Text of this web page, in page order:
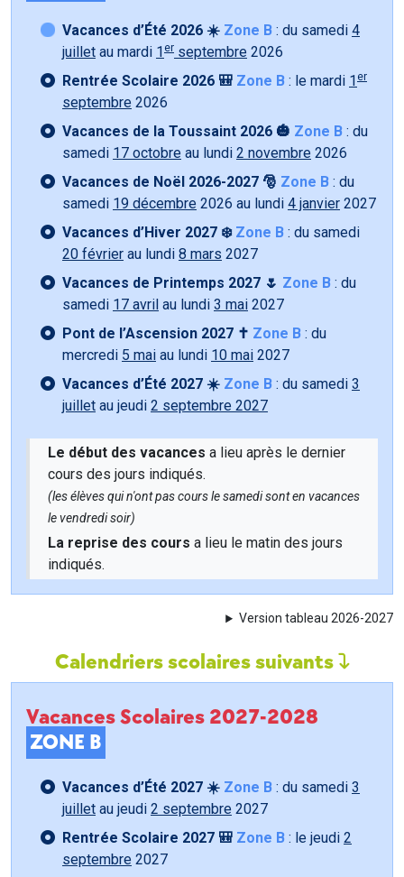
Vacances d’Été 2026 ☀️ Zone B : du samedi 4
juillet au mardi 1 er septembre 2026
Rentrée Scolaire 2026 🎒 Zone B : le mardi 1 er
septembre 2026
Vacances de la Toussaint 2026 🎃 Zone B : du
samedi 17 octobre au lundi 2 novembre 2026
Vacances de Noël 2026-2027 🎅 Zone B : du
samedi 19 décembre 2026 au lundi 4 janvier 2027
Vacances d’Hiver 2027 ❄️ Zone B : du samedi
20 février au lundi 8 mars 2027
Vacances de Printemps 2027 🌷 Zone B : du
samedi 17 avril au lundi 3 mai 2027
Pont de l’Ascension 2027 ✝️ Zone B : du
mercredi 5 mai au lundi 10 mai 2027
Vacances d’Été 2027 ☀️ Zone B : du samedi 3
juillet au jeudi 2 septembre 2027
Le début des vacances a lieu après le dernier
cours des jours indiqués.
(les élèves qui n'ont pas cours le samedi sont en vacances
le vendredi soir)
La reprise des cours a lieu le matin des jours
indiqués.
Version tableau 2026-2027
Calendriers scolaires suivants
Vacances Scolaires 2027-2028
ZONE B
Vacances d’Été 2027 ☀️ Zone B : du samedi 3
juillet au jeudi 2 septembre 2027
Rentrée Scolaire 2027 🎒 Zone B : le jeudi 2
septembre 2027